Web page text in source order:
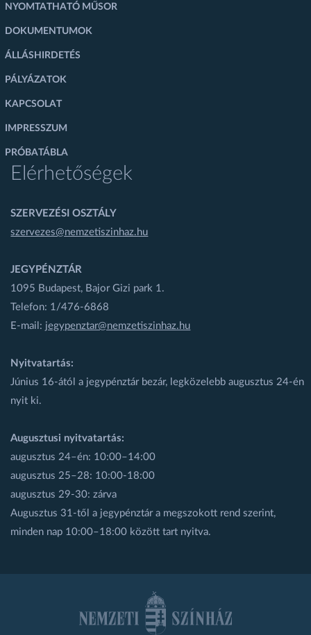
NYOMTATHATÓ MŰSOR
DOKUMENTUMOK
ÁLLÁSHIRDETÉS
PÁLYÁZATOK
KAPCSOLAT
IMPRESSZUM
PRÓBATÁBLA
Elérhetőségek
SZERVEZÉSI OSZTÁLY
szervezes@nemzetiszinhaz.hu
JEGYPÉNZTÁR
1095 Budapest, Bajor Gizi park 1.
Telefon: 1/476-6868
E-mail: jegypenztar@nemzetiszinhaz.hu
Nyitvatartás:
Június 16-ától a jegypénztár bezár, legközelebb augusztus 24-én
nyit ki.
Augusztusi nyitvatartás:
augusztus 24–én: 10:00–14:00
augusztus 25–28: 10:00-18:00
augusztus 29-30: zárva
Augusztus 31-től a jegypénztár a megszokott rend szerint,
minden nap 10:00–18:00 között tart nyitva.